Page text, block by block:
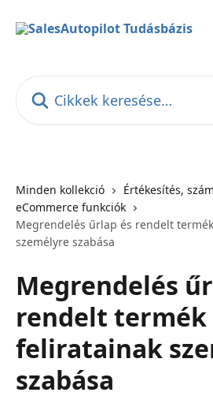
Minden kollekció
Értékesítés,
eCommerce funkciók
Megrendelés űrlap és rendelt
személyre szabása
Megrendelés
rendelt termék
feliratainak
szabása